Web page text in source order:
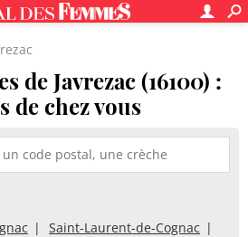
de Javrezac (16100) :
de chez vous
Saint-Laurent-de-Cognac